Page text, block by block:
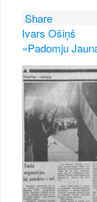
Share
Ivars Ošiņš
«Padomju